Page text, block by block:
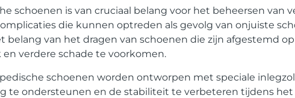
schoenen is van cruciaal belang voor het beheersen van
die kunnen optreden als gevolg van onjuiste
van het dragen van schoenen die zijn afgestemd
verdere schade te voorkomen.
schoenen worden ontworpen met speciale
ondersteunen en de stabiliteit te verbeteren tijdens het